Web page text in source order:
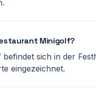
Minigolf?
sich in der
eingezeichnet.